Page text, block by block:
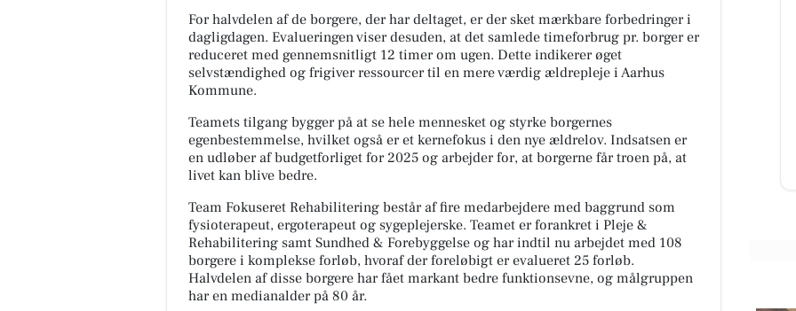
For halvdelen af de borgere, der har deltaget, er der sket mærkbare forbedringer i
dagligdagen. Evalueringen viser desuden, at det samlede timeforbrug pr. borger er
reduceret med gennemsnitligt 12 timer om ugen. Dette indikerer øget
selvstændighed og frigiver ressourcer til en mere værdig ældrepleje i Aarhus
Kommune.
Teamets tilgang bygger på at se hele mennesket og styrke borgernes
egenbestemmelse, hvilket også er et kernefokus i den nye ældrelov. Indsatsen er
en udløber af budgetforliget for 2025 og arbejder for, at borgerne får troen på, at
livet kan blive bedre.
Team Fokuseret Rehabilitering består af fire medarbejdere med baggrund som
fysioterapeut, ergoterapeut og sygeplejerske. Teamet er forankret i Pleje &
Rehabilitering samt Sundhed & Forebyggelse og har indtil nu arbejdet med 108
borgere i komplekse forløb, hvoraf der foreløbigt er evalueret 25 forløb.
Halvdelen af disse borgere har fået markant bedre funktionsevne, og målgruppen
har en medianalder på 80 år.
JAMA-OST/MANFRED
SCHEDLER
🧀😋 JA TAK – WEEKENDPOSE
Denne uges weekendpose er
spækket med gode oste, lækkert
tilbehør og li...
Fairpaint ApS
FARVEHANDEL I VEJLE - DET
BÆREDYGTIGE VALG Leder du
uden unødvendig kemi? Så er
Fairpaint det...
Åbn opslaget